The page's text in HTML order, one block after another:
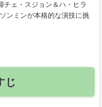
チェ・スジョン＆ハ・ヒラ
ンミンが本格的な演技に挑
じ